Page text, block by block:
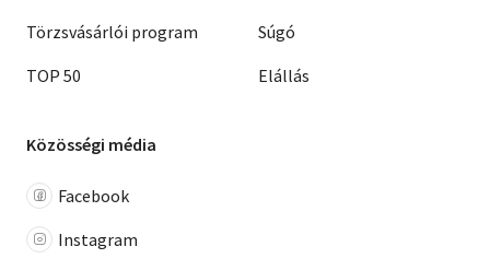
Törzsvásárlói program
TOP 50
Súgó
Elállás
Közösségi média
Facebook
Instagram